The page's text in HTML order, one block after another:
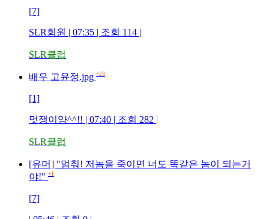
[7]
SLR회원 | 07:35 | 조회 114 |
SLR클럽
배우 고윤정.jpg +23
[1]
멋쟁이양^^!! | 07:40 | 조회 282 |
SLR클럽
[유머] "멈춰! 저놈을 죽이면 너도 똑같은 놈이 되는거
야!" +1
[7]